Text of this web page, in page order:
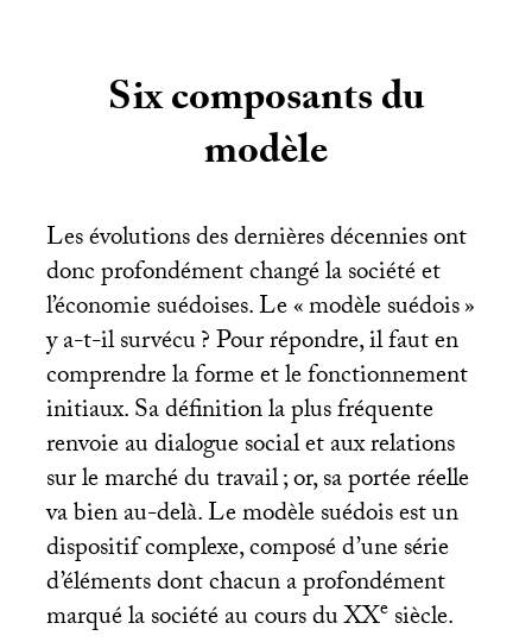
Six composants du
modèle
Les évolutions des dernières décennies ont
donc profondément changé la société et
l’économie suédoises. Le «modèle suédois»
y a-t-il survécu? Pour répondre, il faut en
comprendre la forme et le fonctionnement
initiaux. Sa définition la plus fréquente
renvoie au dialogue social et aux relations
sur le marché du travail; or, sa portée réelle
va bien au-delà. Le modèle suédois est un
dispositif complexe, composé d’une série
d’éléments dont chacun a profondément
marqué la société au cours duXXesiècle.